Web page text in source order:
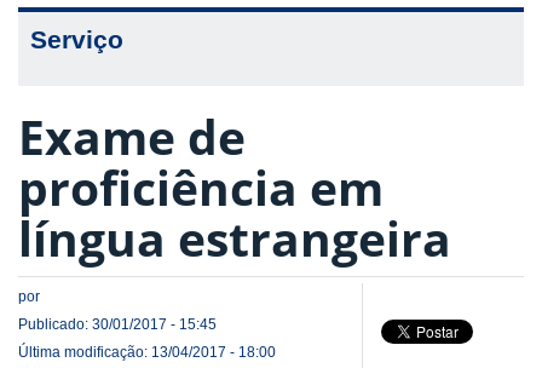
Serviço
Exame de
proficiência em
língua estrangeira
por
Publicado: 30/01/2017 - 15:45
Última modificação: 13/04/2017 - 18:00